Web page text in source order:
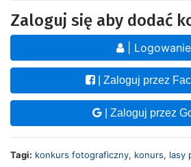
Zaloguj się aby dodać
| Logowanie
| Zaloguj przez
| Zaloguj przez
Tagi: konkurs fotograficzny, konurs, lasy